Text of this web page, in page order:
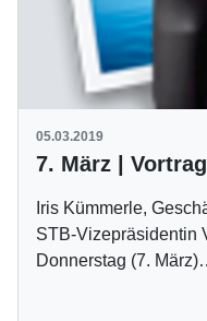
05.03.2019
Iris Kümmerle,
STB-Vizepräsidentin
Donnerstag (7.